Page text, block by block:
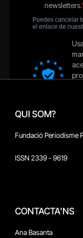
QUI SOM?
Fundació Periodisme
ISSN 2339 - 9619
CONTACTA'NS
Ana Basanta